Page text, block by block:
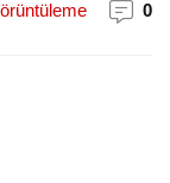
0